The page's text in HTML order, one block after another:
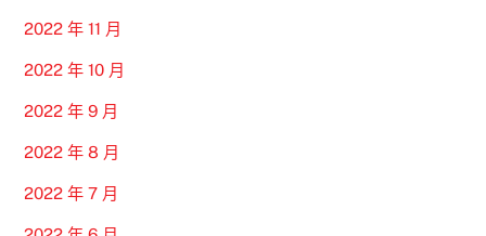
2022 年 11 月
2022 年 10 月
2022 年 9 月
2022 年 8 月
2022 年 7 月